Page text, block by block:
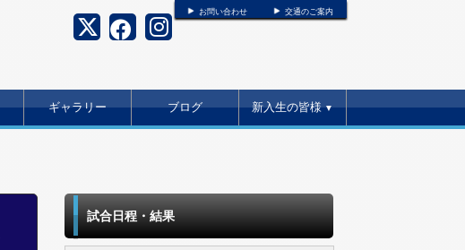
お問い合わせ 交通のご案内
ギャラリー ブログ 新入生の皆様▼
試合日程・結果